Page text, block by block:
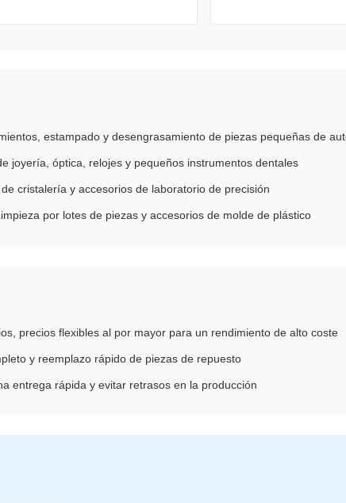
estampado y desengrasamiento de piezas pequeñas de
joyería, óptica, relojes y pequeños instrumentos dentales
cristalería y accesorios de laboratorio de precisión
por lotes de piezas y accesorios de molde de plástico
precios flexibles al por mayor para un rendimiento de alto coste
y reemplazo rápido de piezas de repuesto
entrega rápida y evitar retrasos en la producción